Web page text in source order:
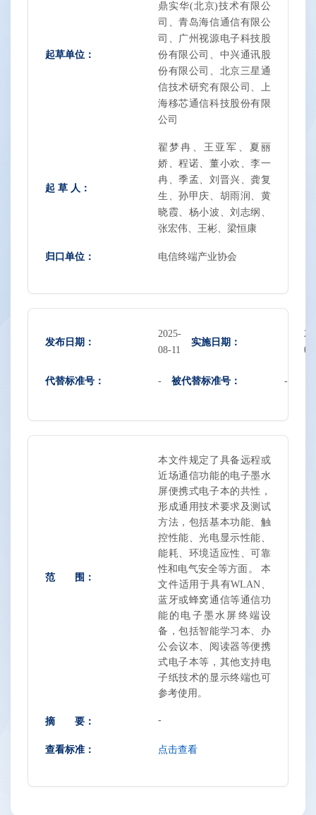
起草单位：
鼎实华(北京)技术有限公
司、青岛海信通信有限公
司、广州视源电子科技股
份有限公司、中兴通讯股
份有限公司、北京三星通
信技术研究有限公司、上
海移芯通信科技股份有限
公司
起 草 人：
翟梦冉、王亚军、夏丽
娇、程诺、董小欢、李一
冉、季孟、刘晋兴、龚复
生、孙甲庆、胡雨润、黄
晓霞、杨小波、刘志纲、
张宏伟、王彬、梁恒康
归口单位： 电信终端产业协会
发布日期：
2025-
08-11
实施日期：
代替标准号： - 被代替标准号： -
范 围：
本文件规定了具备远程或
近场通信功能的电子墨水
屏便携式电子本的共性，
形成通用技术要求及测试
方法，包括基本功能、触
控性能、光电显示性能、
能耗、环境适应性、可靠
性和电气安全等方面。 本
文件适用于具有WLAN、
蓝牙或蜂窝通信等通信功
能的电子墨水屏终端设
备，包括智能学习本、办
公会议本、阅读器等便携
式电子本等，其他支持电
子纸技术的显示终端也可
参考使用。
摘 要： -
查看标准： 点击查看